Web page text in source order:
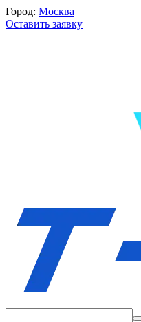
Город: Москва
Оставить заявку